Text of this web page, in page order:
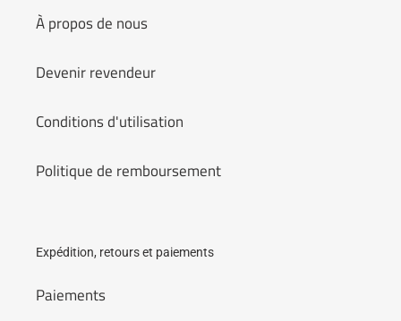
À propos de nous
Devenir revendeur
Conditions d'utilisation
Politique de remboursement
Expédition, retours et paiements
Paiements